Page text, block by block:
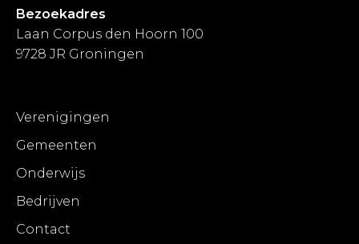
Bezoekadres
Laan Corpus den Hoorn 100
9728 JR Groningen
Verenigingen
Gemeenten
Onderwijs
Bedrijven
Contact